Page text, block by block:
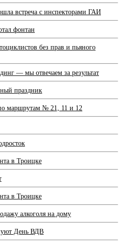
встреча с инспекторами ГАИ
фонтан
без прав и пьяного
— мы отвечаем за результат
праздник
маршрутам № 21, 11 и 12
в Троицке
в Троицке
алкоголя на дому
День ВДВ